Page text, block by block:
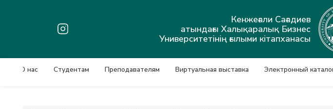
Кенжеғали Сағадиев
атындағы Халықаралық Бизнес
Университетінің ғылыми кітапханасы
О нас Студентам Преподавателям Виртуальная выставка Электронный